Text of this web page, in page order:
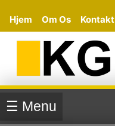
Hjem Om Os Kontakt
☰ Menu